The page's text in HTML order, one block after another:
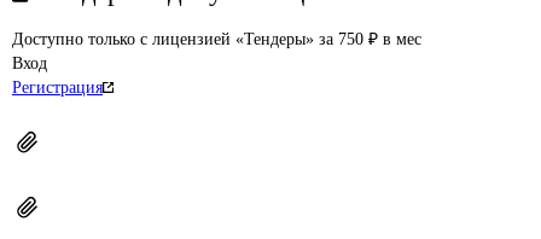
Доступно только с лицензией «Тендеры» за 750 ₽ в мес
Вход
Регистрация